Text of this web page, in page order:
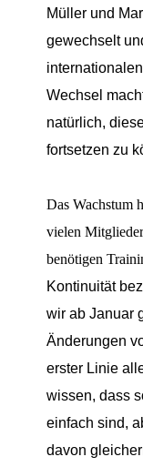
Müller und
gewechselt
Wechsel
natürlich,
fortsetzen zu
Das Wachstum
vielen
benötigen
Kontinuität
wir ab Januar
Änderungen
erster Linie
wissen, dass
einfach sind,
davon